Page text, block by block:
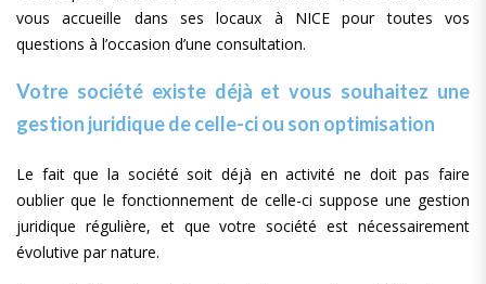
vous accueille dans ses locaux à NICE pour toutes vos
questions à l’occasion d’une consultation.
Votre société existe déjà et vous souhaitez une
gestion juridique de celle-ci ou son optimisation
Le fait que la société soit déjà en activité ne doit pas faire
oublier que le fonctionnement de celle-ci suppose une gestion
juridique régulière, et que votre société est nécessairement
évolutive par nature.